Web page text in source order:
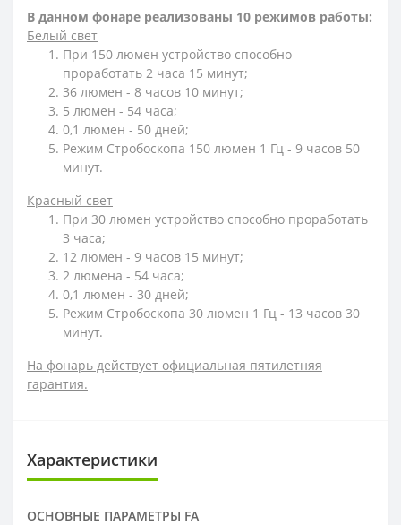
В данном фонаре реализованы 10 режимов работы:
Белый свет
При 150 люмен устройство способно
проработать 2 часа 15 минут;
36 люмен - 8 часов 10 минут;
5 люмен - 54 часа;
0,1 люмен - 50 дней;
Режим Стробоскопа 150 люмен 1 Гц - 9 часов 50
минут.
Красный свет
При 30 люмен устройство способно проработать
3 часа;
12 люмен - 9 часов 15 минут;
2 люмена - 54 часа;
0,1 люмен - 30 дней;
Режим Стробоскопа 30 люмен 1 Гц - 13 часов 30
минут.
На фонарь действует официальная пятилетняя
гарантия.
Характеристики
ОСНОВНЫЕ ПАРАМЕТРЫ FA